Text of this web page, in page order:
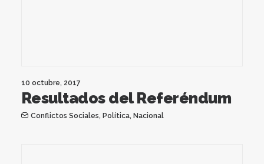
10 octubre, 2017
Resultados del Referéndum
Conflictos Sociales, Política, Nacional